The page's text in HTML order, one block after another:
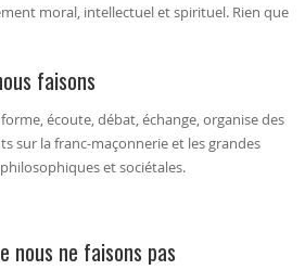
moral, intellectuel et spirituel. Rien que
faisons
écoute, débat, échange, organise des
sur la franc-maçonnerie et les grandes
et sociétales.
nous ne faisons pas